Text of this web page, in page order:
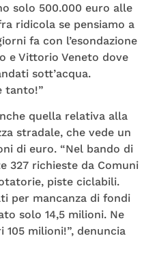
solo 500.000 euro alle
ridicola se pensiamo a
fa con l’esondazione
e Vittorio Veneto dove
sott’acqua.
tanto!”
quella relativa alla
stradale, che vede un
di euro. “Nel bando di
327 richieste da Comuni
piste ciclabili.
per mancanza di fondi
solo 14,5 milioni. Ne
milioni!”, denuncia